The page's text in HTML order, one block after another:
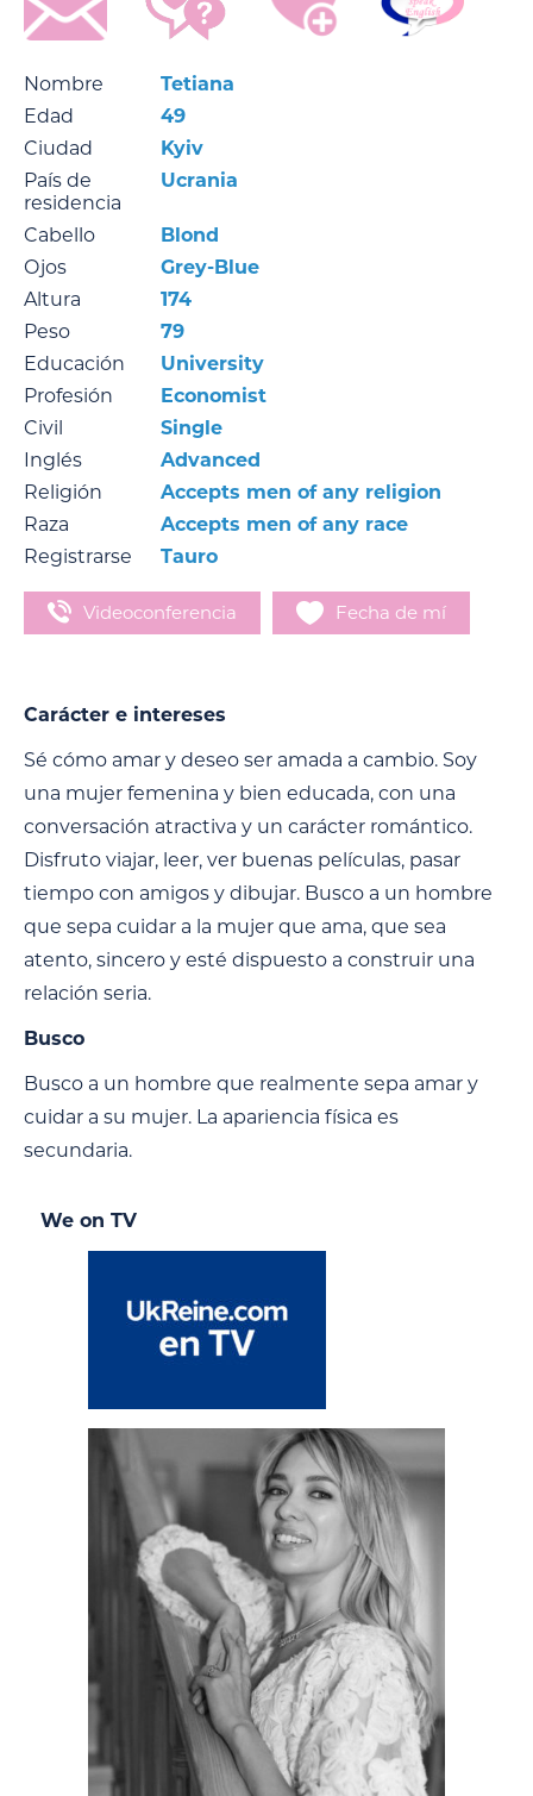
Nombre
Tetiana
Edad
49
Ciudad
Kyiv
País de
residencia
Ucrania
Cabello
Blond
Ojos
Grey-Blue
Altura
174
Peso
79
Educación
University
Profesión
Economist
Civil
Single
Inglés
Advanced
Religión
Accepts men of any religion
Raza
Accepts men of any race
Registrarse
Tauro
Videoconferencia Fecha de mí
Carácter e intereses
Sé cómo amar y deseo ser amada a cambio. Soy
una mujer femenina y bien educada, con una
conversación atractiva y un carácter romántico.
Disfruto viajar, leer, ver buenas películas, pasar
tiempo con amigos y dibujar. Busco a un hombre
que sepa cuidar a la mujer que ama, que sea
atento, sincero y esté dispuesto a construir una
relación seria.
Busco
Busco a un hombre que realmente sepa amar y
cuidar a su mujer. La apariencia física es
secundaria.
We on TV